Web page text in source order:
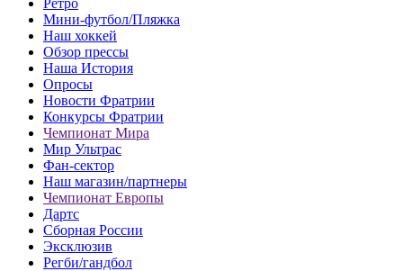
Мини-футбол/Пляжка
Наш хоккей
Обзор прессы
Наша История
Опросы
Новости Фратрии
Конкурсы Фратрии
Чемпионат Мира
Мир Ультрас
Фан-cектор
Наш магазин/партнеры
Чемпионат Европы
Дартс
Сборная России
Эксклюзив
Регби/гандбол